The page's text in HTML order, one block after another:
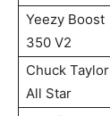
Yeezy Boost
350 V2
Chuck Taylor
All Star